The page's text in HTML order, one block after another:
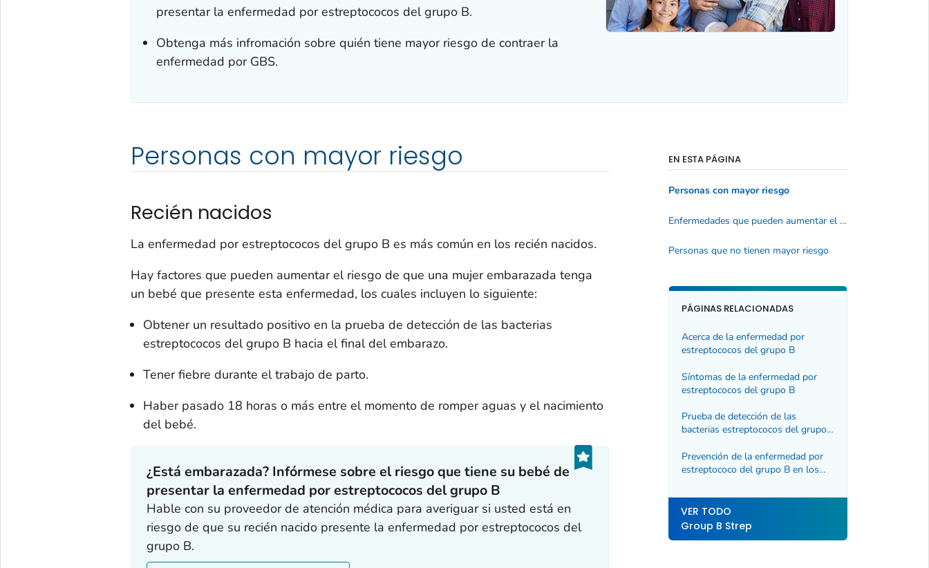
presentar la enfermedad por estreptococos del grupo B.
Obtenga más infromación sobre quién tiene mayor riesgo de contraer la
enfermedad por GBS.
Personas con mayor riesgo
Recién nacidos
La enfermedad por estreptococos del grupo B es más común en los recién nacidos.
Hay factores que pueden aumentar el riesgo de que una mujer embarazada tenga
un bebé que presente esta enfermedad, los cuales incluyen lo siguiente:
Obtener un resultado positivo en la prueba de detección de las bacterias
estreptococos del grupo B hacia el final del embarazo.
Tener fiebre durante el trabajo de parto.
Haber pasado 18 horas o más entre el momento de romper aguas y el nacimiento
del bebé.
¿Está embarazada? Infórmese sobre el riesgo que tiene su bebé de
presentar la enfermedad por estreptococos del grupo B
Hable con su proveedor de atención médica para averiguar si usted está en
riesgo de que su recién nacido presente la enfermedad por estreptococos del
grupo B.
EN ESTA PÁGINA
Personas con mayor riesgo
Enfermedades que pueden aumentar el riesgo
Personas que no tienen mayor riesgo
PÁGINAS RELACIONADAS
Acerca de la enfermedad por
estreptococos del grupo B
Síntomas de la enfermedad por
estreptococos del grupo B
Prueba de detección de las
bacterias estreptococos del grupo
Prevención de la enfermedad por
estreptococo del grupo B en los
VER TODO
Group B Strep